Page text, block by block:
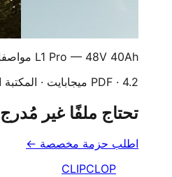
L1 Pro — 48V 40Ah مواصفات دراجة سمينة ببطاريتين (OEM مراجعة 26Q2)
PDF · 4.2 ميجابايت · المكتبة الحالية
تحتاج ملفًا غير
اطلب حزمة مخصصة ←
CLIPCLOP